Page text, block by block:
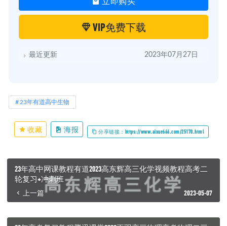
VIP免费下载
最近更新 2023年07月27日
23年有道高中生物
收藏 海报 分享链接：https://www.aixue666.com/25170.html
23年高中网课教程有道2023高东辉高三化学视频教程高考二
轮复习+冲刺班
上一篇 2023-05-07